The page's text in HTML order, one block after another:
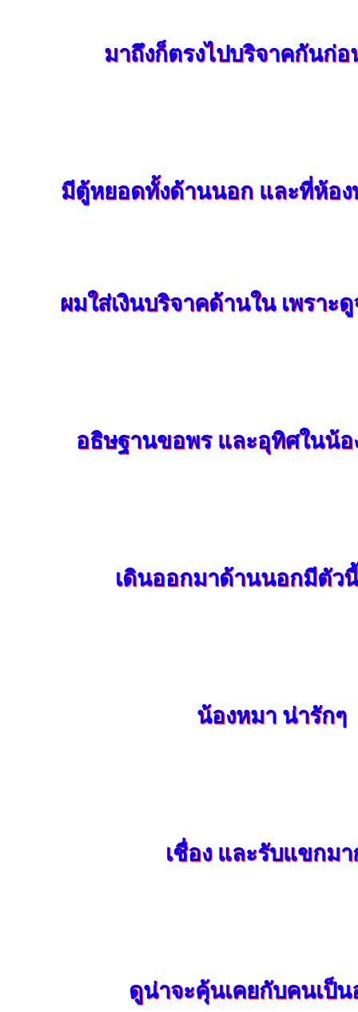
มาถึงก็ตรงไปบริจาคกันก่อ
มีตู้หยอดทั้งด้านนอก และที่ห้อง
ผมใส่เงินบริจาคด้านใน เพราะ
อธิษฐานขอพร และอุทิศในน้อ
เดินออกมาด้านนอกมีตัว
น้องหมา น่ารักๆ
เชื่อง และรับแขกมา
ดูน่าจะคุ้นเคยกับคนเป็น